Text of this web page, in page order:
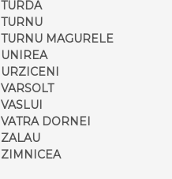
TURDA
TURNU
TURNU MAGURELE
UNIREA
URZICENI
VARSOLT
VASLUI
VATRA DORNEI
ZALAU
ZIMNICEA